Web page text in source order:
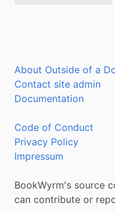
About Outside of a
Contact site admin
Documentation
Code of Conduct
Privacy Policy
Impressum
BookWyrm's source
can contribute or